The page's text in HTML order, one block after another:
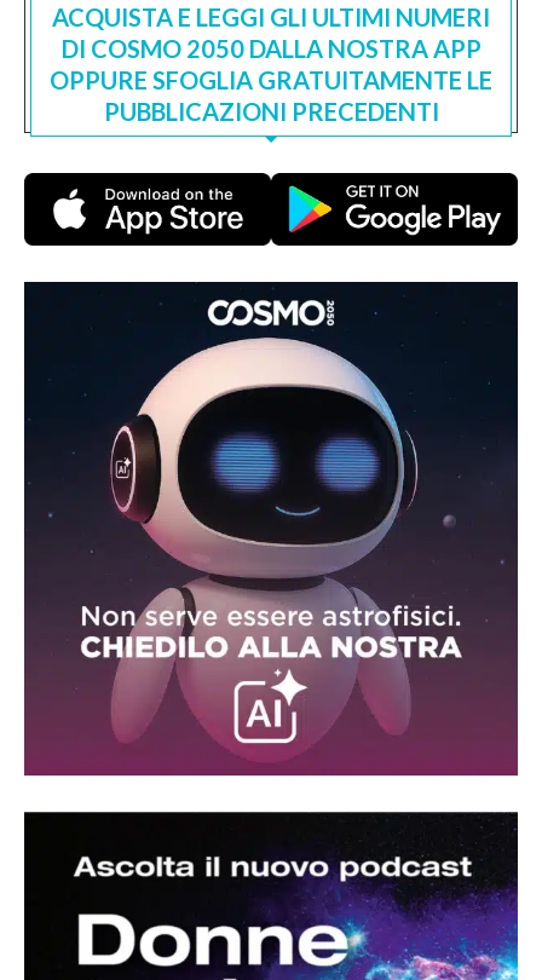
ACQUISTA E LEGGI GLI ULTIMI NUMERI
DI COSMO 2050 DALLA NOSTRA APP
OPPURE SFOGLIA GRATUITAMENTE LE
PUBBLICAZIONI PRECEDENTI